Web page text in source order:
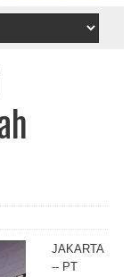
JAKARTA
-- PT